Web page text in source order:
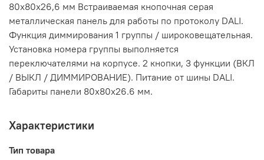
80x80x26,6 мм Встраиваемая кнопочная серая
металлическая панель для работы по протоколу DALI.
Функция диммирования 1 группы / широковещательная.
Установка номера группы выполняется
переключателями на корпусе. 2 кнопки, 3 функции (ВКЛ
/ ВЫКЛ / ДИММИРОВАНИЕ). Питание от шины DALI.
Габариты панели 80x80x26.6 мм.
Характеристики
Тип товара